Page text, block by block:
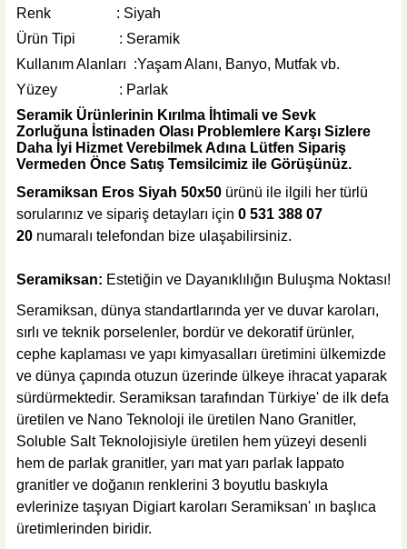
Renk : Siyah
Ürün Tipi : Seramik
Kullanım Alanları :Yaşam Alanı, Banyo, Mutfak vb.
Yüzey : Parlak
Seramik Ürünlerinin Kırılma İhtimali ve Sevk
Zorluğuna İstinaden Olası Problemlere Karşı Sizlere
Daha İyi Hizmet Verebilmek Adına Lütfen Sipariş
Vermeden Önce Satış Temsilcimiz ile Görüşünüz.
Seramiksan Eros Siyah 50x50 ürünü ile ilgili her türlü
sorularınız ve sipariş detayları için 0 531 388 07
20 numaralı telefondan bize ulaşabilirsiniz.
Seramiksan: Estetiğin ve Dayanıklılığın Buluşma Noktası!
Seramiksan, dünya standartlarında yer ve duvar karoları,
sırlı ve teknik porselenler, bordür ve dekoratif ürünler,
cephe kaplaması ve yapı kimyasalları üretimini ülkemizde
ve dünya çapında otuzun üzerinde ülkeye ihracat yaparak
sürdürmektedir. Seramiksan tarafından Türkiye' de ilk defa
üretilen ve Nano Teknoloji ile üretilen Nano Granitler,
Soluble Salt Teknolojisiyle üretilen hem yüzeyi desenli
hem de parlak granitler, yarı mat yarı parlak lappato
granitler ve doğanın renklerini 3 boyutlu baskıyla
evlerinize taşıyan Digiart karoları Seramiksan' ın başlıca
üretimlerinden biridir.